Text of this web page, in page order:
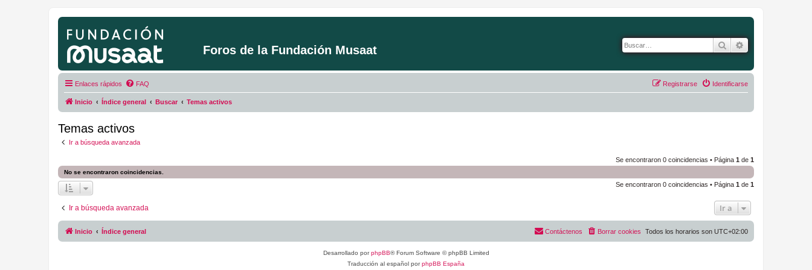
Foros de la Fundación Musaat Buscar
Enlaces rápidos FAQ Identificarse
Registrarse
Inicio Índice general Buscar Temas activos
Temas activos
Ir a búsqueda avanzada
Se encontraron 0 coincidencias • Página 1 de 1
No se encontraron coincidencias.
Se encontraron 0 coincidencias • Página 1 de 1
Ir a búsqueda avanzada Ir a
Inicio Índice general Todos los horarios son UTC+02:00
Borrar cookies
Contáctenos
Desarrollado porphpBB® Forum Software © phpBB Limited
Traducción al español porphpBB España